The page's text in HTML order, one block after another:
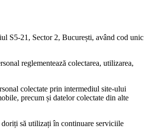
S5-21, Sector 2, București, având cod unic
reglementează colectarea, utilizarea,
colectate prin intermediul site-ului
precum și datelor colectate din alte
să utilizați în continuare serviciile